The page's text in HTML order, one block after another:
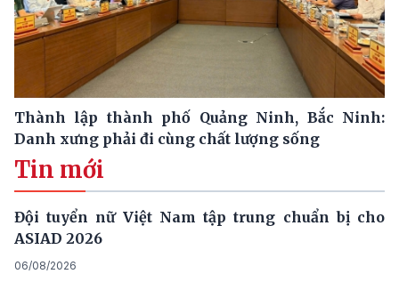
Thành lập thành phố Quảng Ninh, Bắc Ninh:
Danh xưng phải đi cùng chất lượng sống
Tin mới
Đội tuyển nữ Việt Nam tập trung chuẩn bị cho
ASIAD 2026
06/08/2026